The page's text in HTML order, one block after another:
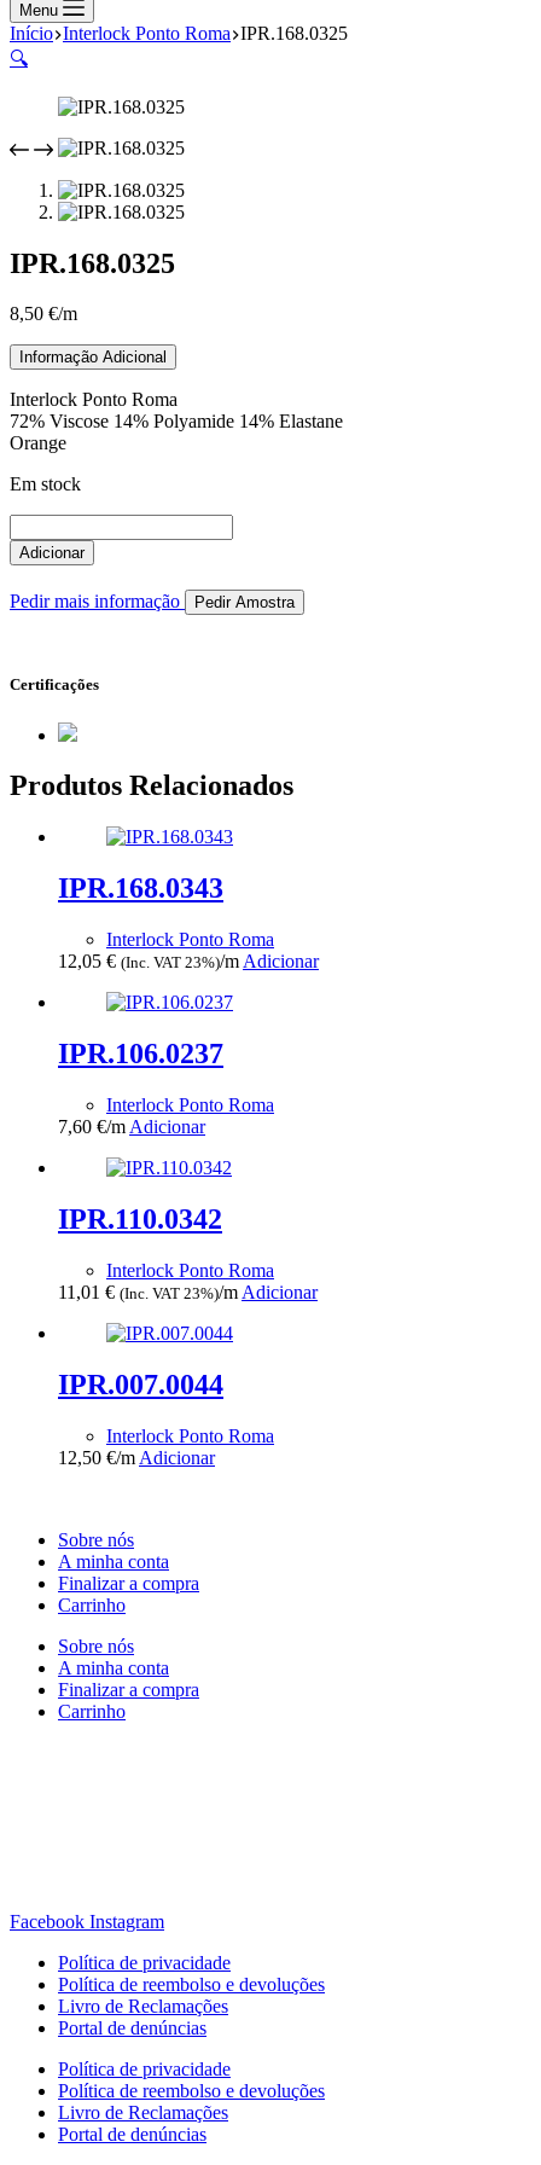
Menu
Início Interlock Ponto Roma IPR.168.0325
🔍
IPR.168.0325
8,50 €/m
Informação Adicional
Interlock Ponto Roma
72% Viscose 14% Polyamide 14% Elastane
Orange
Em stock
de
IPR.168.0325
Adicionar
Pedir mais informação Pedir Amostra
Certificações
Produtos Relacionados
IPR.168.0343
Interlock Ponto Roma
12,05 € (Inc. VAT 23%)/m Adicionar
IPR.106.0237
Interlock Ponto Roma
7,60 €/m Adicionar
IPR.110.0342
Interlock Ponto Roma
11,01 € (Inc. VAT 23%)/m Adicionar
IPR.007.0044
Interlock Ponto Roma
12,50 €/m Adicionar
Sobre nós
A minha conta
Finalizar a compra
Carrinho
Sobre nós
A minha conta
Finalizar a compra
Carrinho
Facebook Instagram
Política de privacidade
Política de reembolso e devoluções
Livro de Reclamações
Portal de denúncias
Política de privacidade
Política de reembolso e devoluções
Livro de Reclamações
Portal de denúncias